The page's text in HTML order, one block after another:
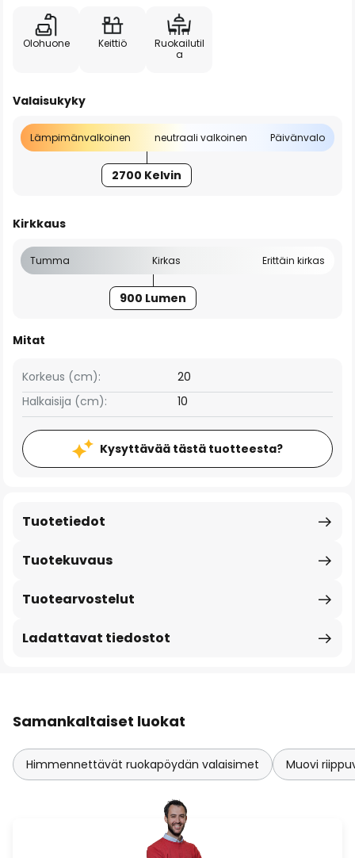
Olohuone Keittiö
Ruokailutil
a
Valaisukyky
Lämpimänvalkoinen neutraali valkoinen Päivänvalo
2700 Kelvin
Kirkkaus
Tumma Kirkas Erittäin kirkas
900 Lumen
Mitat
Korkeus (cm):
20
Halkaisija (cm):
10
Kysyttävää tästä tuotteesta?
Tuotekuvaus
Tuotetiedot
Tuotearvostelut
Ladattavat tiedostot
Samankaltaiset luokat
Himmennettävät ruokapöydän valaisimet Muovi